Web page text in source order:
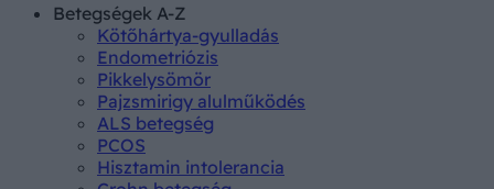
Betegségek A-Z
Kötőhártya-gyulladás
Endometriózis
Pikkelysömör
Pajzsmirigy alulműködés
ALS betegség
PCOS
Hisztamin intolerancia